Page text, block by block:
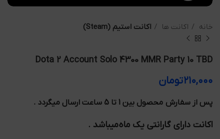
خانه اکانت ها اکانت استیم (Steam)
Dota 2 Account Solo 4300 MMR Party 10 TBD
۲۱۰,۰۰۰تومان
پس از سفارش محصول بین 1 تا 5 ساعت ارسال میگردد .
اکانت دارای گارانتی یک ماه میباشد .